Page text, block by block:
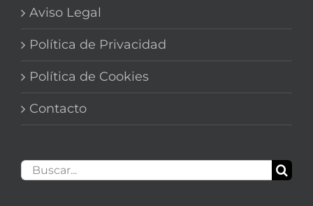
Aviso Legal
Política de Privacidad
Política de Cookies
Contacto
Buscar: